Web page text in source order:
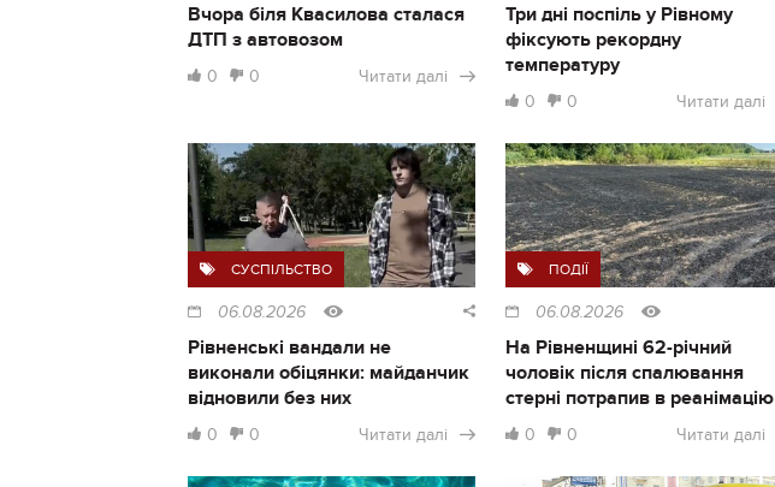
Вчора біля Квасилова сталася
ДТП з автовозом
0 0 Читати далі
Три дні поспіль у Рівному
фіксують рекордну
температуру
0 0 Читати далі
СУСПІЛЬСТВО
06.08.2026
Рівненські вандали не
виконали обіцянки: майданчик
відновили без них
0 0 Читати далі
ПОДІЇ
06.08.2026
На Рівненщині 62-річний
чоловік після спалювання
стерні потрапив в реанімацію
0 0 Читати далі